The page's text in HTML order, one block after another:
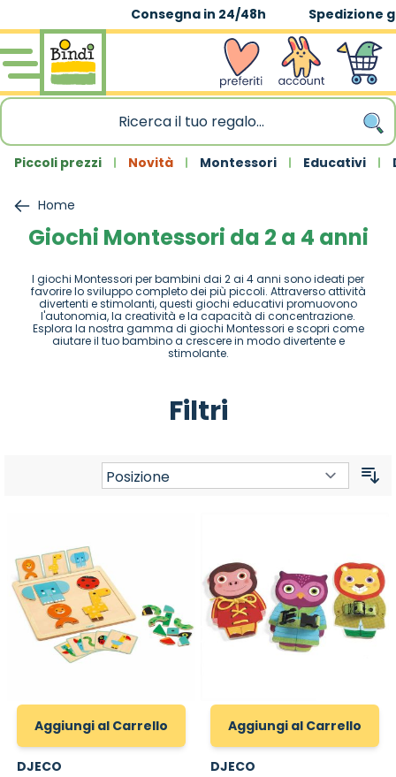
Spedizione gratuita|sopra 59,90€
Salta al contenuto
wishlist Account Carrello
Piccoli prezzi Novità Montessori Educativi
Home
Giochi Montessori da 2 a 4 anni
I giochi Montessori per bambini dai 2 ai 4 anni sono ideati per
favorire lo sviluppo completo dei più piccoli. Attraverso attività
divertenti e stimolanti, questi giochi educativi promuovono
l'autonomia, la creatività e la capacità di concentrazione.
Esplora la nostra gamma di giochi Montessori e scopri come
aiutare il tuo bambino a crescere in modo divertente e
stimolante.
Filtri
Aggiungi al Carrello
DJECO
Aggiungi al Carrello
DJECO